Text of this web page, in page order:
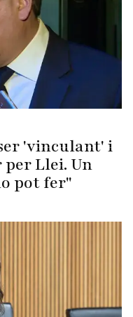
'vinculant' i
Llei. Un
pot fer"